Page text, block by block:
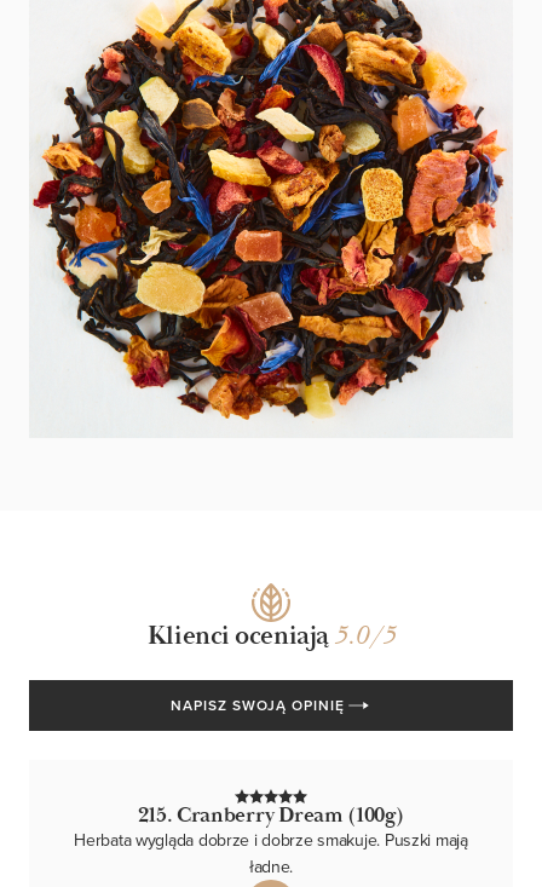
Klienci oceniają /5
NAPISZ SWOJĄ OPINIĘ
215. Cranberry Dream (100g)
Herbata wygląda dobrze i dobrze smakuje. Puszki mają
ładne.